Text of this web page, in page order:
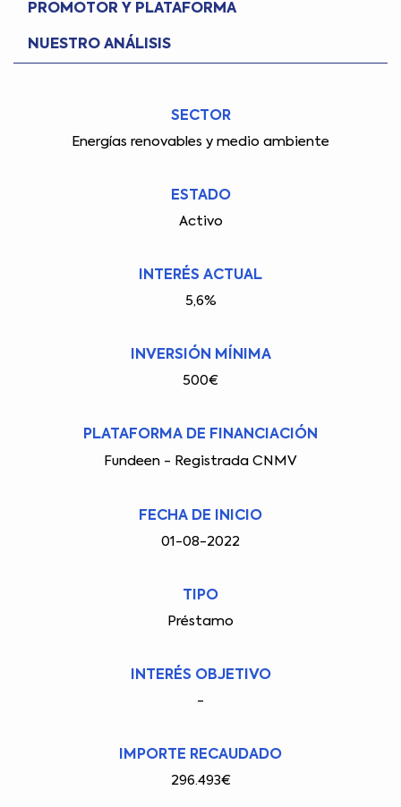
PROMOTOR Y PLATAFORMA
NUESTRO ANÁLISIS
SECTOR
Energías renovables y medio ambiente
ESTADO
Activo
INTERÉS ACTUAL
5,6%
INVERSIÓN MÍNIMA
500€
PLATAFORMA DE FINANCIACIÓN
Fundeen - Registrada CNMV
FECHA DE INICIO
01-08-2022
TIPO
Préstamo
INTERÉS OBJETIVO
-
IMPORTE RECAUDADO
296.493€